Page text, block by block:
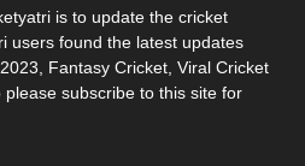
is to update the cricket
users found the latest updates
Fantasy Cricket, Viral Cricket
subscribe to this site for